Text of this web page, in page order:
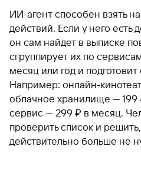
ИИ-агент способен взять
действий. Если у него есть
он сам найдет в выписке
сгруппирует их по
месяц или год и
Например: онлайн-
облачное хранилище — 199
сервис — 299 ₽ в месяц.
проверить список и
действительно больше не